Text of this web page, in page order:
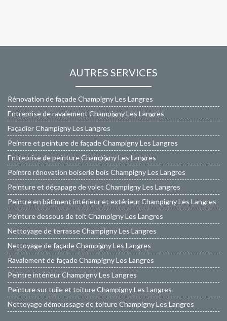
AUTRES SERVICES
Rénovation de façade Champigny Les Langres
Entreprise de ravalement Champigny Les Langres
Façadier Champigny Les Langres
Peintre et peinture de façade Champigny Les Langres
Entreprise de peinture Champigny Les Langres
Peintre rénovation boiserie bois Champigny Les Langres
Peinture et décapage de volet Champigny Les Langres
Peintre en bâtiment intérieur et extérieur Champigny Les Langres
Peinture dessous de toit Champigny Les Langres
Nettoyage de terrasse Champigny Les Langres
Nettoyage de façade Champigny Les Langres
Ravalement de façade Champigny Les Langres
Peintre intérieur Champigny Les Langres
Peinture sur tuile et toiture Champigny Les Langres
Nettoyage démoussage de toiture Champigny Les Langres